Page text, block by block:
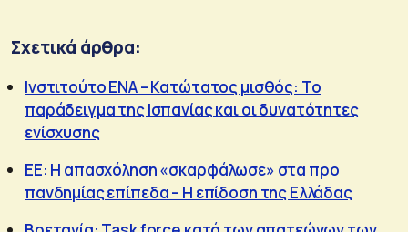
Σχετικά άρθρα:
Ινστιτούτο ΕΝΑ – Κατώτατος μισθός: Το
παράδειγμα της Ισπανίας και οι δυνατότητες
ενίσχυσης
EE: Η απασχόληση «σκαρφάλωσε» στα προ
πανδημίας επίπεδα – Η επίδοση της Ελλάδας